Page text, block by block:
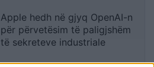
Apple hedh në gjyq OpenAI-n
për përvetësim të paligjshëm
të sekreteve industriale